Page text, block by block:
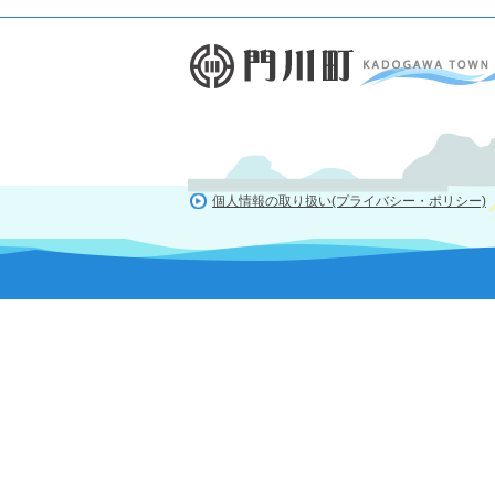
個人情報の取り扱い(プライバシー・ポリシー)